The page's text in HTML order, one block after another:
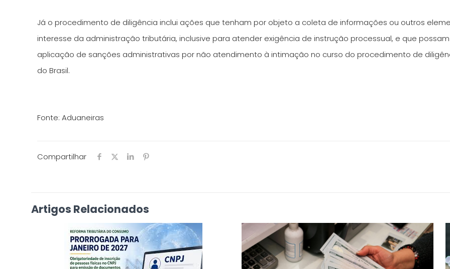
Já o procedimento de diligência inclui ações que tenham por objeto a coleta de informações ou outros
interesse da administração tributária, inclusive para atender exigência de instrução processual, e que
aplicação de sanções administrativas por não atendimento à intimação no curso do procedimento de
do Brasil.
Fonte: Aduaneiras
Compartilhar
Artigos Relacionados